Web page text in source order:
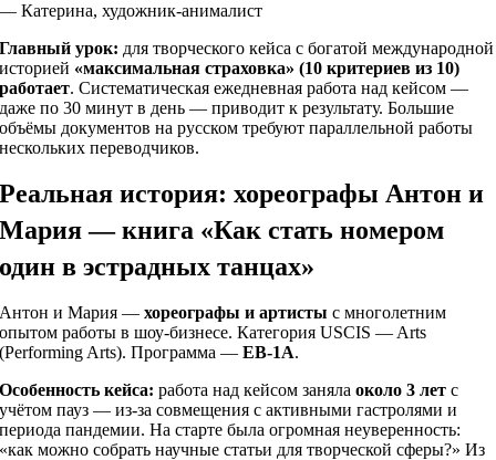
— Катерина, художник-анималист
Главный урок: для творческого кейса с богатой международной
историей «максимальная страховка» (10 критериев из 10)
работает. Систематическая ежедневная работа над кейсом —
даже по 30 минут в день — приводит к результату. Большие
объёмы документов на русском требуют параллельной работы
нескольких переводчиков.
Реальная история: хореографы Антон и
Мария — книга «Как стать номером
один в эстрадных танцах»
Антон и Мария —хореографы и артисты с многолетним
опытом работы в шоу-бизнесе. Категория USCIS — Arts
(Performing Arts). Программа —EB-1A.
Особенность кейса: работа над кейсом занялаоколо 3 лет с
учётом пауз — из-за совмещения с активными гастролями и
периода пандемии. На старте была огромная неуверенность:
«как можно собрать научные статьи для творческой сферы?» Из